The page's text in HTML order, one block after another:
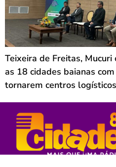
Teixeira de Freitas,
as 18 cidades baianas
tornarem centros